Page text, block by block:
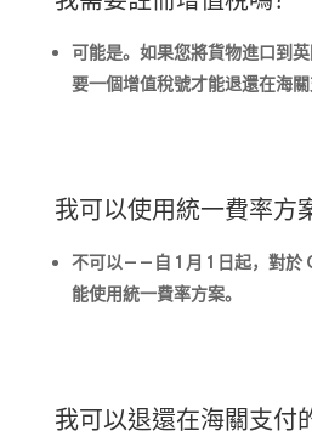
可能是。如果您將貨物進口到
要一個增值稅號才能退還在海關
我可以使用統一費率方
不可以——自 1 月 1 日起，對於
能使用統一費率方案。
我可以退還在海關支付